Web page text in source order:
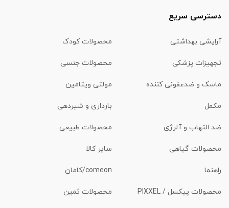
دسترسی سریع
آرایشی بهداشتی محصولات کودک
تجهیزات پزشکی محصولات جنسی
ماسک و ضدعفونی کننده مولتی ویتامین
مکمل بارداری و شیردهی
ضد التهاب و آلرژی محصولات طبیعی
محصولات گیاهی سایر کالا
راهنما comeon/کامان
محصولات پیکسل / PIXXEL محصولات ثمین